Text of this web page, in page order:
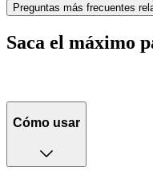
Preguntas más frecuentes
Saca el máximo
Cómo usar